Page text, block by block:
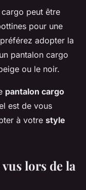
peut être
pour une
adopter la
pantalon cargo
ou le noir.
pantalon cargo
est de vous
à votre style
lors de la